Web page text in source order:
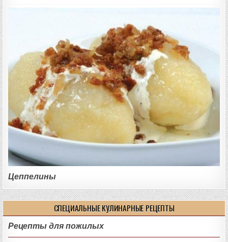
Цеппелины
СПЕЦИАЛЬНЫЕ КУЛИНАРНЫЕ РЕЦЕПТЫ
Рецепты для пожилых